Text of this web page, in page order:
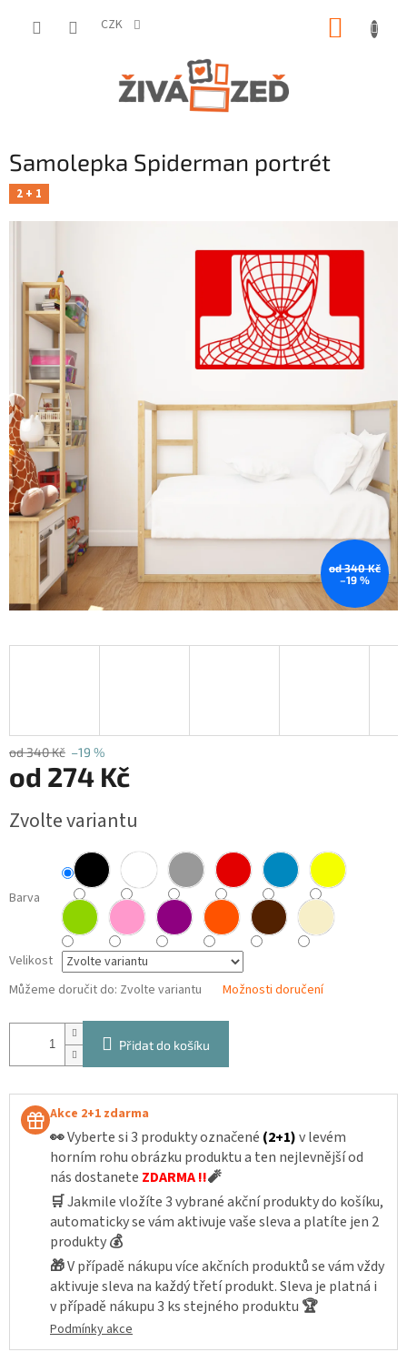
CZK
Samolepka Spiderman portrét
2 + 1
od 340 Kč
–19 %
od 340 Kč –19 %
od 274 Kč
cena:
Zvolte variantu
Barva
Velikost
Můžeme doručit do: Zvolte variantu Možnosti doručení
Přidat do košíku
Akce 2+1 zdarma
👀Vyberte si 3 produkty označené (2+1)v levém
horním rohu obrázku produktu a ten nejlevnější od
nás dostanete ZDARMA !!🧨
🛒Jakmile vložíte 3 vybrané akční produkty do košíku,
automaticky se vám aktivuje vaše sleva a platíte jen 2
produkty💰
🎁V případě nákupu více akčních produktů se vám vždy
aktivuje sleva na každý třetí produkt. Sleva je platná i
v případě nákupu 3 ks stejného produktu 🏆
Podmínky akce